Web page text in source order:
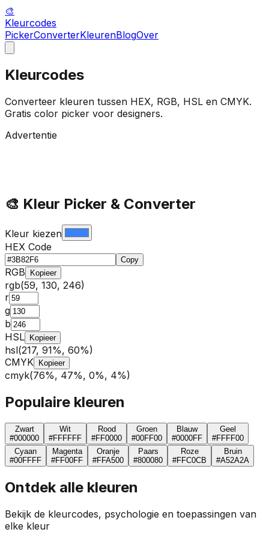
🎨
Kleurcodes
PickerConverterKleurenBlogOver
Kleurcodes
Converteer kleuren tussen HEX, RGB, HSL en CMYK.
Gratis color picker voor designers.
Advertentie
🎨 Kleur Picker & Converter
Kleur kiezen
HEX Code
Copy
RGB Kopieer
rgb(59, 130, 246)
r
g
b
HSL Kopieer
hsl(217, 91%, 60%)
CMYK Kopieer
cmyk(76%, 47%, 0%, 4%)
Populaire kleuren
Zwart
#000000
Wit
#FFFFFF
Rood
#FF0000
Groen
#00FF00
Blauw
#0000FF
Geel
#FFFF00
Cyaan
#00FFFF
Magenta
#FF00FF
Oranje
#FFA500
Paars
#800080
Roze
#FFC0CB
Bruin
#A52A2A
Ontdek alle kleuren
Bekijk de kleurcodes, psychologie en toepassingen van
elke kleur